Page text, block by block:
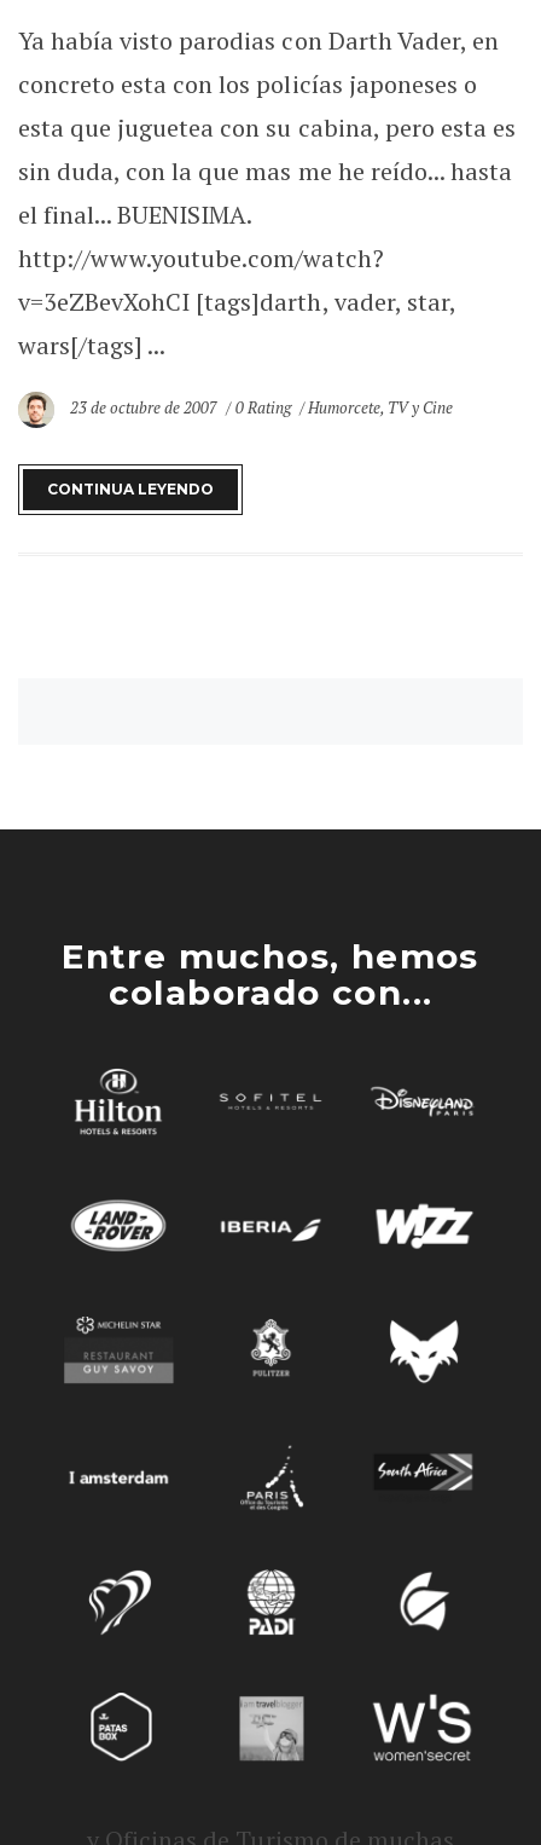
Ya había visto parodias con Darth Vader, en
concreto esta con los policías japoneses o
esta que juguetea con su cabina, pero esta es
sin duda, con la que mas me he reído... hasta
el final... BUENISIMA.
http://www.youtube.com/watch?
v=3eZBevXohCI [tags]darth, vader, star,
wars[/tags] ...
23 de octubre de 2007 0 Rating Humorcete, TV y Cine
CONTINUA LEYENDO
Entre muchos, hemos
colaborado con...